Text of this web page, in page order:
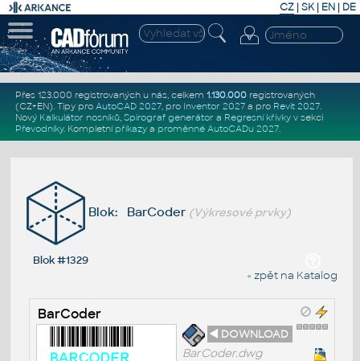
CZ | SK| EN | DE
Přes 123.000 registrovaných u nás, celkem 1.130.000registrovaných
(CZ+EN). Tipy pro AutoCAD 2027, pro Inventor 2027a pro Revit 2027.
Nový Kalkulátor nosníků, Spirograf generátor a Regresní křivkyv sekci
Převodníky. Kompletní příkazya proměnné AutoCADu 2027.
Blok: BarCoder (Výkresové prvky)
Blok #1329
« zpět na Katalog
BarCoder
◄ DOWNLOAD
BarCoder.dwg